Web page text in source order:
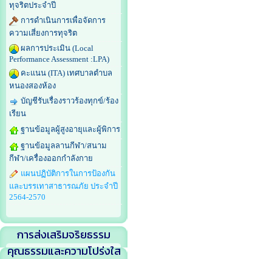
ทุจริตประจำปี
การดำเนินการเพื่อจัดการ
ความเสี่ยงการทุจริต
ผลการประเมิน (Local
Performance Assessment :LPA)
คะแนน (ITA) เทศบาลตำบล
หนองสองห้อง
บัญชีรับเรื่องราวร้องทุกข์/ร้อง
เรียน
ฐานข้อมูลผู้สูงอายุและผู้พิการ
ฐานข้อมูลลานกีฬา/สนาม
กีฬา/เครื่องออกกำลังกาย
แผนปฏิบัติการในการป้องกัน
และบรรเทาสาธารณภัย ประจำปี
2564-2570
การส่งเสริมจริยธรรม
คุณธรรมและความโปร่งใส